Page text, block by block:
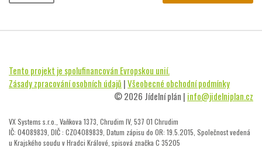
Tento projekt je spolufinancován Evropskou unií.
Zásady zpracování osobních údajů |Všeobecné obchodní podmínky
© 2026 Jídelní plán | info@jidelniplan.cz
VX Systems s.r.o., Vaňkova 1373, Chrudim IV, 537 01 Chrudim
IČ: 04089839, DIČ : CZ04089839, Datum zápisu do OR: 19.5.2015, Společnost vedená
u Krajského soudu v Hradci Králové, spisová značka C 35205